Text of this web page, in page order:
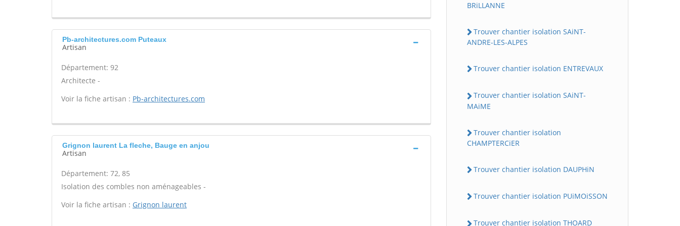
Pb-architectures.com Puteaux
Artisan
Département: 92
Architecte -
Voir la fiche artisan : Pb-architectures.com
Grignon laurent La fleche, Bauge en anjou
Artisan
Département: 72, 85
Isolation des combles non aménageables -
Voir la fiche artisan : Grignon laurent
BRiLLANNE
Trouver chantier isolation SAiNT-
ANDRE-LES-ALPES
Trouver chantier isolation ENTREVAUX
Trouver chantier isolation SAiNT-
MAiME
Trouver chantier isolation
CHAMPTERCiER
Trouver chantier isolation DAUPHiN
Trouver chantier isolation PUiMOiSSON
Trouver chantier isolation THOARD